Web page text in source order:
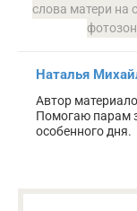
слова матери на
Наталья
Автор
Помогаю парам
особенного дня.